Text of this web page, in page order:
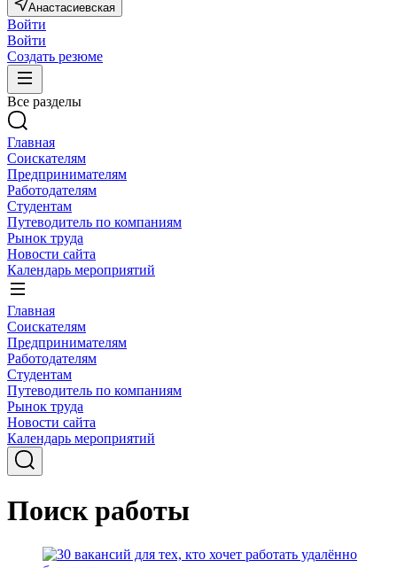
Анастасиевская
Войти
Войти
Создать резюме
Все разделы
Главная
Соискателям
Предпринимателям
Работодателям
Студентам
Путеводитель по компаниям
Рынок труда
Новости сайта
Календарь мероприятий
Главная
Соискателям
Предпринимателям
Работодателям
Студентам
Путеводитель по компаниям
Рынок труда
Новости сайта
Календарь мероприятий
Поиск работы